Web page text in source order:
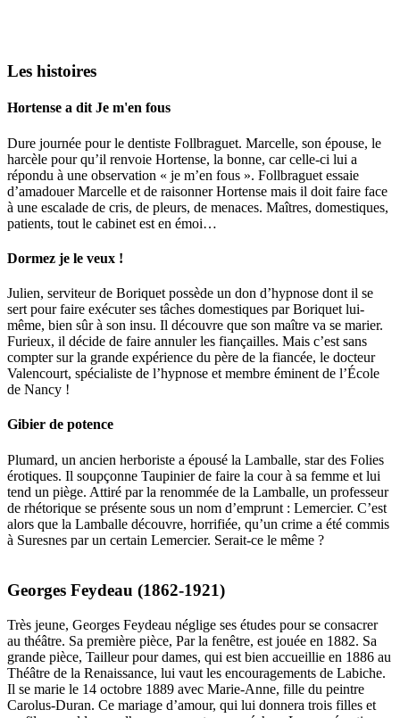
Les histoires
Hortense a dit Je m'en fous
Dure journée pour le dentiste Follbraguet. Marcelle, son épouse, le
harcèle pour qu’il renvoie Hortense, la bonne, car celle-ci lui a
répondu à une observation « je m’en fous ». Follbraguet essaie
d’amadouer Marcelle et de raisonner Hortense mais il doit faire face
à une escalade de cris, de pleurs, de menaces. Maîtres, domestiques,
patients, tout le cabinet est en émoi…
Dormez je le veux !
Julien, serviteur de Boriquet possède un don d’hypnose dont il se
sert pour faire exécuter ses tâches domestiques par Boriquet lui-
même, bien sûr à son insu. Il découvre que son maître va se marier.
Furieux, il décide de faire annuler les fiançailles. Mais c’est sans
compter sur la grande expérience du père de la fiancée, le docteur
Valencourt, spécialiste de l’hypnose et membre éminent de l’École
de Nancy !
Gibier de potence
Plumard, un ancien herboriste a épousé la Lamballe, star des Folies
érotiques. Il soupçonne Taupinier de faire la cour à sa femme et lui
tend un piège. Attiré par la renommée de la Lamballe, un professeur
de rhétorique se présente sous un nom d’emprunt : Lemercier. C’est
alors que la Lamballe découvre, horrifiée, qu’un crime a été commis
à Suresnes par un certain Lemercier. Serait-ce le même ?
Georges Feydeau (1862-1921)
Très jeune, Georges Feydeau néglige ses études pour se consacrer
au théâtre. Sa première pièce, Par la fenêtre, est jouée en 1882. Sa
grande pièce, Tailleur pour dames, qui est bien accueillie en 1886 au
Théâtre de la Renaissance, lui vaut les encouragements de Labiche.
Il se marie le 14 octobre 1889 avec Marie-Anne, fille du peintre
Carolus-Duran. Ce mariage d’amour, qui lui donnera trois filles et